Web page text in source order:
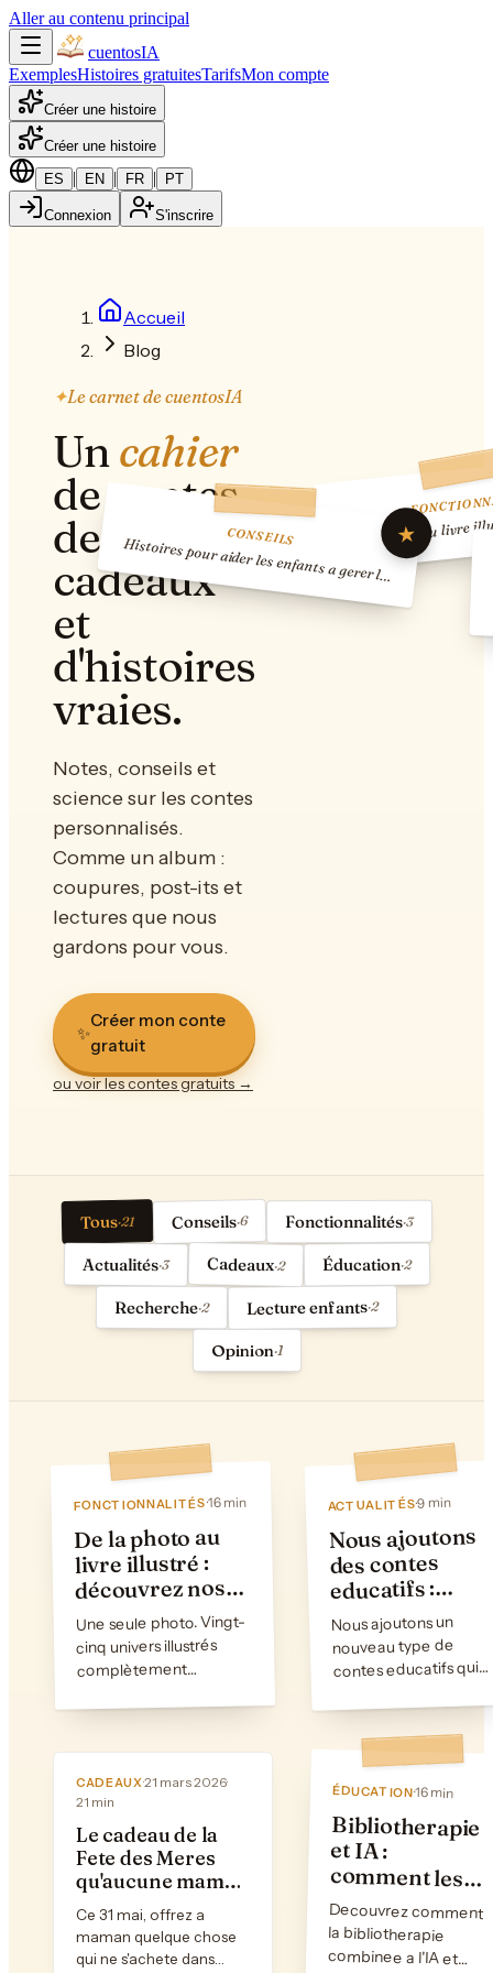
Aller au contenu principal
cuentosIA
ExemplesHistoires gratuitesTarifsMon compte
Créer une histoire
Créer une histoire
ES
| EN | FR | PT
Connexion S'inscrire
Accueil
Blog
✦Le carnet de cuentosIA
Uncahier
de contes,
de
cadeaux
et
d'histoires
vraies.
Notes, conseils et
science sur les contes
personnalisés.
Comme un album :
coupures, post-its et
lectures que nous
gardons pour vous.
✨
Créer mon conte
gratuit
ou voir les contes gratuits →
De la photo au
CONSEILS
Histoires pour aider les enfants a gerer l…
★
Tous·21 Conseils·6 Fonctionnalités·3
Actualités·3 Cadeaux·2 Éducation·2
Recherche·2 Lecture enfants·2
Opinion·1
FONCTIONNALITÉS·16 min
De la photo au
livre illustré :
découvrez nos
25 styles
d'illustration |
CuentosIA
Une seule photo. Vingt-
cinq univers illustrés
complètement
chaque style artistique
celui qui fera briller les
yeux de votre enfant.
ACTUALITÉS·9 min
Nous ajoutons
des contes
educatifs :
apprendre en
racontant des
histoires
Nous ajoutons un
nouveau type de
contes educatifs qui
et apprentissage,
renforcant la
comprehension, la
memoire et la
enfants.
CADEAUX·21 mars 2026·
21 min
Le cadeau de la
Fete des Meres
qu'aucune maman
n'attend (et que
toutes gardent
pour toujours)
Ce 31 mai, offrez a
maman quelque chose
qui ne s'achete dans
ÉDUCATION·16 min
Bibliotherapie
et IA :
comment les
histoires
personnalisees
aident les
enfants a
surmonter
Decouvrez comment
la bibliotherapie
combinee a l'IA et
aux histoires
personnalisees aide
les enfants a gerer
l'anxiete, les
changements
difficiles et les
nouvelles etapes de